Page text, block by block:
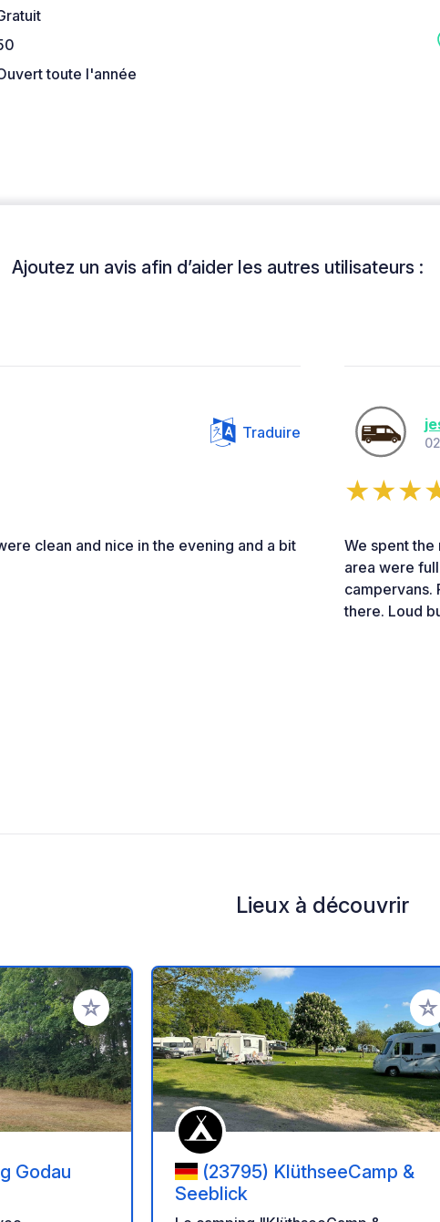
toute l'année
Ajoutez un avis afin d’aider les autres utilisateurs :
Traduire
clean and nice in the evening and a bit
We spent the
area were
campervans.
there. Loud
Lieux à découvrir
Ajouter à vos favoris
Godau
(23795) KlüthseeCamp &
Seeblick